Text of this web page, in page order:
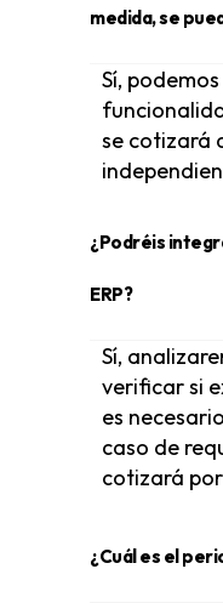
medida, se
Sí,
se cotizará
¿Podréis
ERP?
Sí,
verificar si
es
caso de
cotizará
¿Cuál es el